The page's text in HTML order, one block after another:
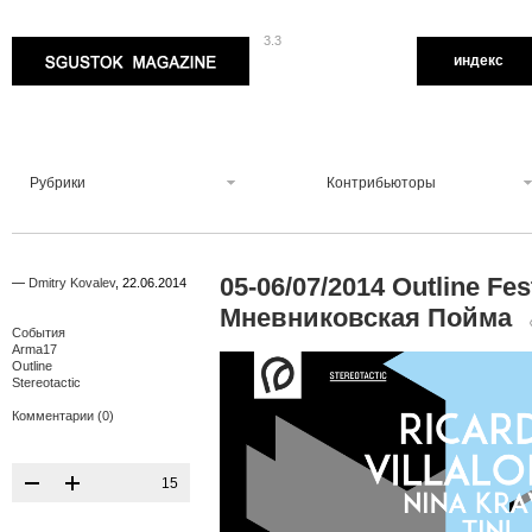
3.3
индекс
Рубрики Контрибьюторы
— Dmitry Kovalev, 22.06.2014
События
Arma17
Outline
Stereotactic
Комментарии (0)
15
05-06/07/2014 Outline
Мневниковская Пойма